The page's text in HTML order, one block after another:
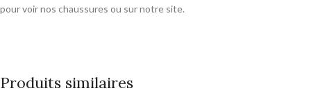
pour voir nos chaussures ou sur notre site.
Produits similaires